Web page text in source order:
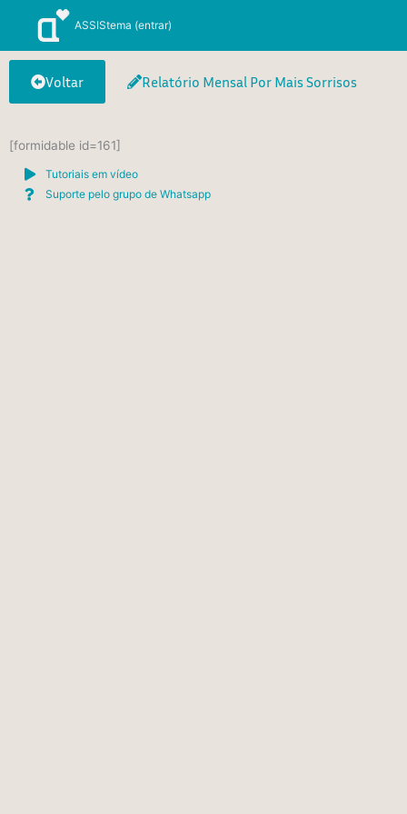
o
ASSIStema (entrar)
Voltar Relatório Mensal Por Mais Sorrisos
[formidable id=161]
Tutoriais em vídeo
Suporte pelo grupo de Whatsapp